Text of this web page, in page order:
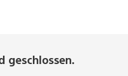
geschlossen.